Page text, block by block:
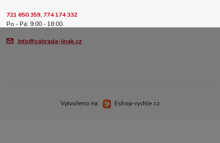
721 650 359, 774 174 332
Po - Pá: 9:00 - 18:00
info@zahrada-jinak.cz
Vytvořeno na Eshop-rychle.cz